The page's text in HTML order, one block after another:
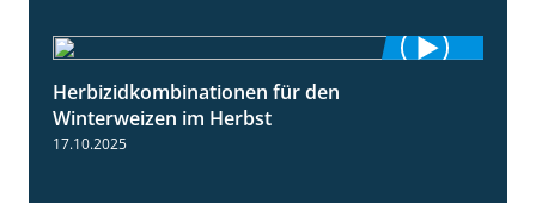
Herbizidkombinationen für den
Winterweizen im Herbst
17.10.2025